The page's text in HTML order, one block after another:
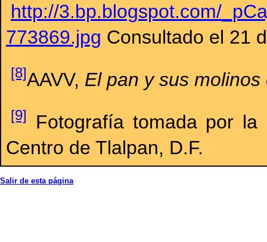
http://3.bp.blogspot.com/
773869.jpg Consultado el 21
[8]AAVV, El pan y sus
[9]
Fotografía tomada por
Centro de Tlalpan, D.F.
Salir de esta página